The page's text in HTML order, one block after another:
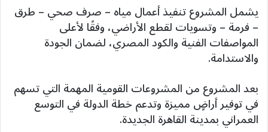
يشمل المشروع تنفيذ أعمال مياه – صرف صحي – طرق
– فرمة – وتسويات لقطع الأراضي، وفقًا لأعلى
المواصفات الفنية والكود المصري، لضمان الجودة
والاستدامة.
بعد المشروع من المشروعات القومية المهمة التي تسهم
في توفير أراضٍ مميزة وتدعم خطة الدولة في التوسع
العمراني بمدينة القاهرة الجديدة.